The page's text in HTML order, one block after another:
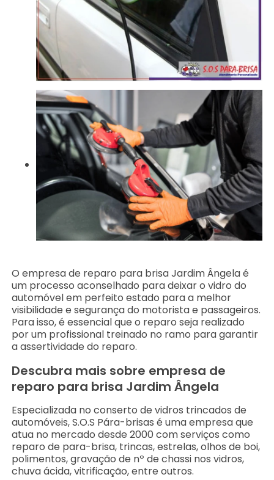
O empresa de reparo para brisa Jardim Ângela é
um processo aconselhado para deixar o vidro do
automóvel em perfeito estado para a melhor
visibilidade e segurança do motorista e passageiros.
Para isso, é essencial que o reparo seja realizado
por um profissional treinado no ramo para garantir
a assertividade do reparo.
Descubra mais sobre empresa de
reparo para brisa Jardim Ângela
Especializada no conserto de vidros trincados de
automóveis, S.O.S Pára-brisas é uma empresa que
atua no mercado desde 2000 com serviços como
reparo de para-brisa, trincas, estrelas, olhos de boi,
polimentos, gravação de nº de chassi nos vidros,
chuva ácida, vitrificação, entre outros.